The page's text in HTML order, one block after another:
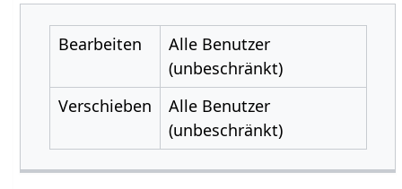
Bearbeiten
Alle Benutzer
(unbeschränkt)
Verschieben
Alle Benutzer
(unbeschränkt)